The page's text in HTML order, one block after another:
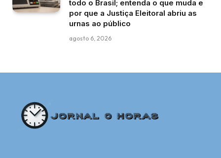
todo o Brasil; entenda o que muda e
por que a Justiça Eleitoral abriu as
urnas ao público
agosto 6, 2026